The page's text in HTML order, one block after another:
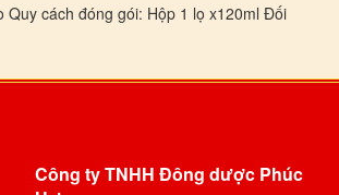
Quy cách đóng gói: Hộp 1 lọ x120ml Đối
Công ty TNHH Đông dược Phúc